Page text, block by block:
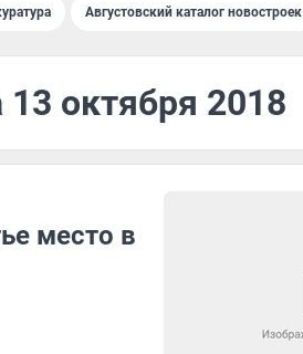
Августовский каталог новостроек
октября 2018
место в